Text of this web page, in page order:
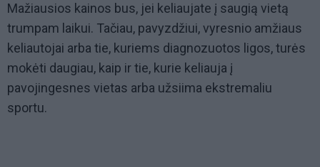
Mažiausios kainos bus, jei keliaujate į saugią vietą
trumpam laikui. Tačiau, pavyzdžiui, vyresnio amžiaus
keliautojai arba tie, kuriems diagnozuotos ligos, turės
mokėti daugiau, kaip ir tie, kurie keliauja į
pavojingesnes vietas arba užsiima ekstremaliu
sportu.